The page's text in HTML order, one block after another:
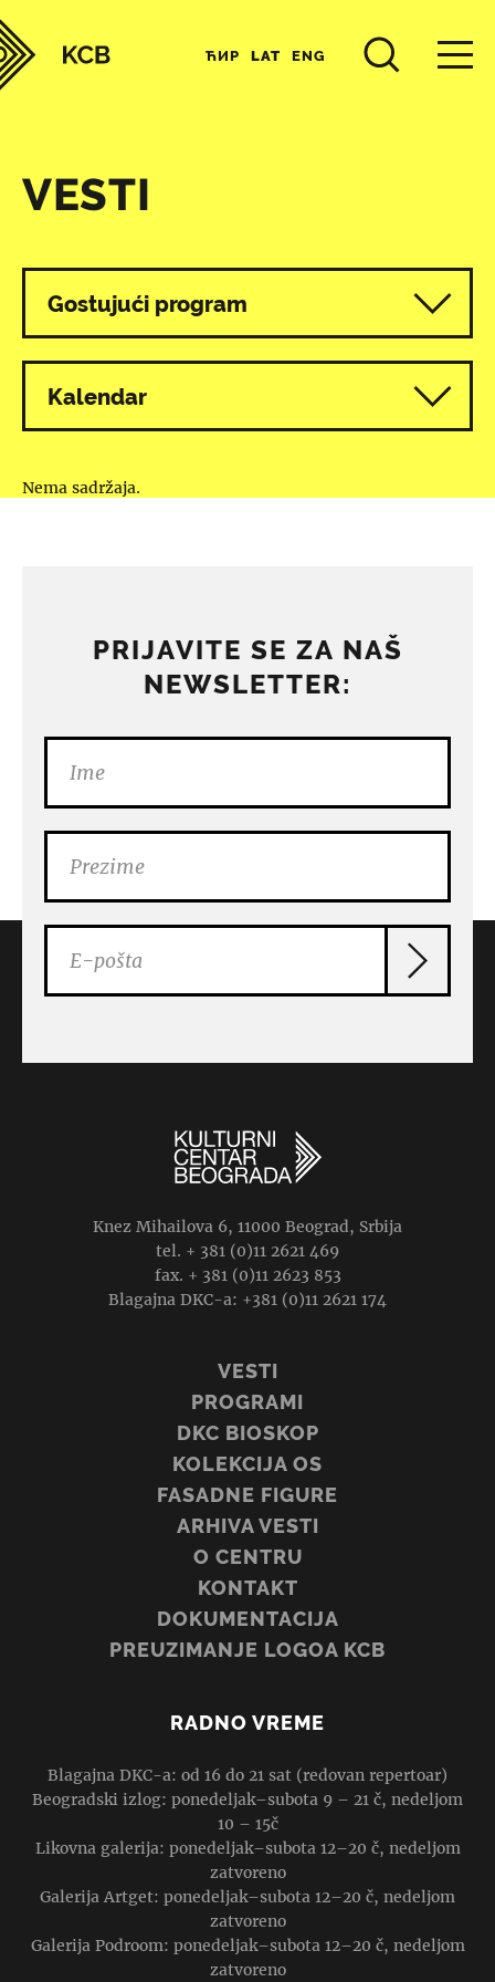
ЋИР LAT ENG
VESTI
Svi programi
Gostujući program
Kalendar
Nema sadržaja.
PRIJAVITE SE ZA NAŠ
NEWSLETTER:
Knez Mihailova 6, 11000 Beograd, Srbija
tel. + 381 (0)11 2621 469
fax. + 381 (0)11 2623 853
Blagajna DKC-a: +381 (0)11 2621 174
VESTI
PROGRAMI
DKC BIOSKOP
KOLEKCIJA OS
FASADNE FIGURE
ARHIVA VESTI
O CENTRU
KONTAKT
DOKUMENTACIJA
PREUZIMANJE LOGOA KCB
RADNO VREME
Blagajna DKC-a: od 16 do 21 sat (redovan repertoar)
Beogradski izlog: ponedeljak–subota 9 – 21 č, nedeljom
10 – 15č
Likovna galerija: ponedeljak–subota 12–20 č, nedeljom
zatvoreno
Galerija Artget: ponedeljak–subota 12–20 č, nedeljom
zatvoreno
Galerija Podroom: ponedeljak–subota 12–20 č, nedeljom
zatvoreno